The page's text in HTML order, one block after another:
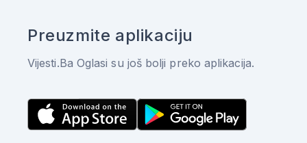
Preuzmite aplikaciju
Vijesti.Ba Oglasi su još bolji preko aplikacija.